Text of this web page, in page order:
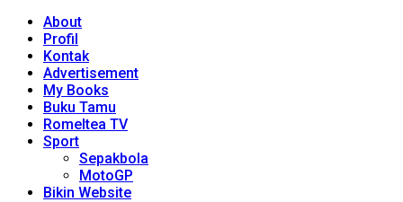
About
Profil
Kontak
Advertisement
My Books
Buku Tamu
Romeltea TV
Sport
Sepakbola
MotoGP
Bikin Website